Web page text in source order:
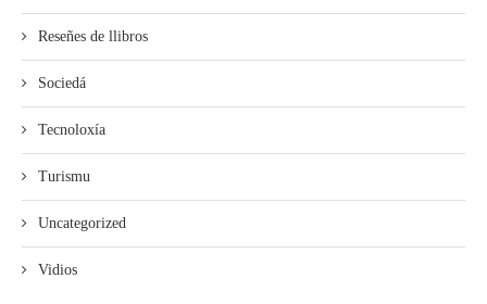
Reseñes de llibros
Sociedá
Tecnoloxía
Turismu
Uncategorized
Vidios